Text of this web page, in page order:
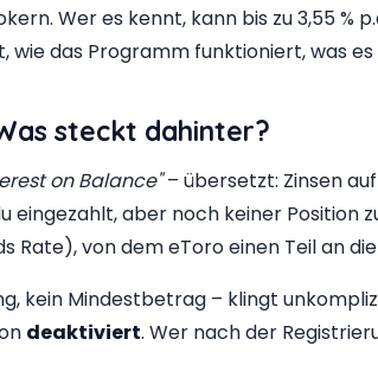
Wer es kennt, kann bis zu 3,55 %
das Programm funktioniert, was
steckt dahinter?
on Balance"– übersetzt: Zinsen
eingezahlt, aber noch keiner Position
Rate), von dem eToro einen Teil an
kein Mindestbetrag – klingt
deaktiviert. Wer nach der